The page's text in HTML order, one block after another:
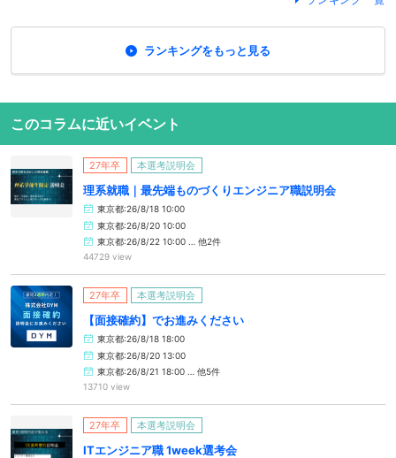
ランキングをもっと見る
このコラムに近いイベント
27年卒 本選考説明会
理系就職｜最先端ものづくりエンジニア職説明会
東京都:26/8/18 10:00
東京都:26/8/20 10:00
東京都:26/8/22 10:00 … 他2件
44729 view
27年卒 本選考説明会
【面接確約】でお進みください
東京都:26/8/18 18:00
東京都:26/8/20 13:00
東京都:26/8/21 18:00 … 他5件
13710 view
27年卒 本選考説明会
ITエンジニア職 1week選考会